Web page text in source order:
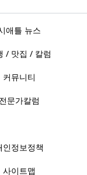
애틀 뉴스
/ 맛집 / 칼럼
커뮤니티
전문가칼럼
인정보정책
사이트맵